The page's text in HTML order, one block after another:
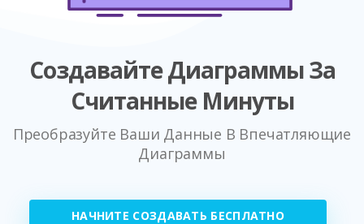
Создавайте Диаграммы За
Считанные Минуты
Преобразуйте Ваши Данные В Впечатляющие
Диаграммы
НАЧНИТЕ СОЗДАВАТЬ БЕСПЛАТНО